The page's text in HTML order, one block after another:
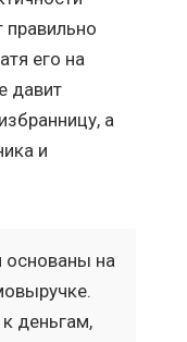
правильно
его на
давит
а
и
на
деньгам,